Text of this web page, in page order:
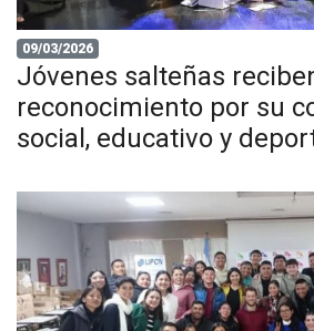
09/03/2026
Jóvenes salteñas
reconocimiento por su
social, educativo y